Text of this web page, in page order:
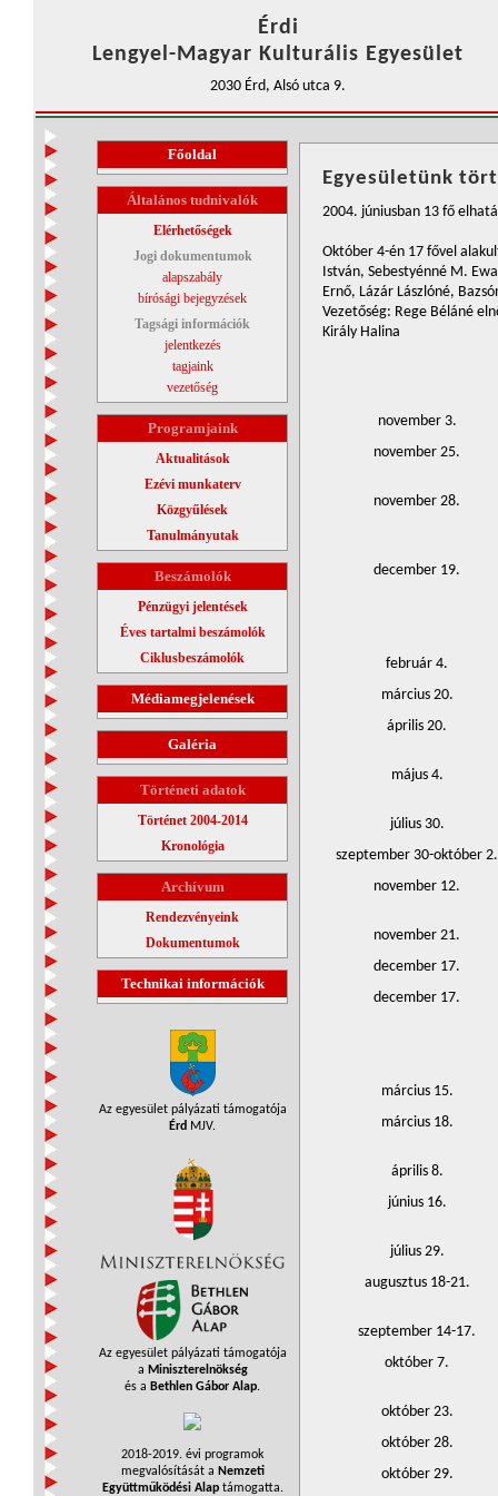
Érdi
Lengyel-Magyar Kulturális Egyesület
2030 Érd, Alsó utca 9.
Főoldal
Általános tudnivalók
Elérhetőségek
Jogi dokumentumok
alapszabály
bírósági bejegyzések
Tagsági információk
jelentkezés
tagjaink
vezetőség
Programjaink
Aktualitások
Ezévi munkaterv
Közgyűlések
Tanulmányutak
Beszámolók
Pénzügyi jelentések
Éves tartalmi beszámolók
Ciklusbeszámolók
Médiamegjelenések
Galéria
Történeti adatok
Történet 2004-2014
Kronológia
Archívum
Rendezvényeink
Dokumentumok
Technikai információk
Az egyesület pályázati támogatója
Érd MJV.
Az egyesület pályázati támogatója
a Miniszterelnökség
és a Bethlen Gábor Alap.
2018-2019. évi programok
megvalósítását a Nemzeti
Együttműködési Alaptámogatta.
Egyesületünk
2004. júniusban 13 fő
Október 4-én 17 fővel
István, Sebestyénné M.
Ernő, Lázár Lászlóné,
Vezetőség: Rege Béláné
Király Halina
november 3.
november 25.
november 28.
december 19.
február 4.
március 20.
április 20.
május 4.
július 30.
szeptember 30-október 2.
november 12.
november 21.
december 17.
december 17.
március 15.
március 18.
április 8.
június 16.
július 29.
augusztus 18-21.
szeptember 14-17.
október 7.
október 23.
október 28.
október 29.